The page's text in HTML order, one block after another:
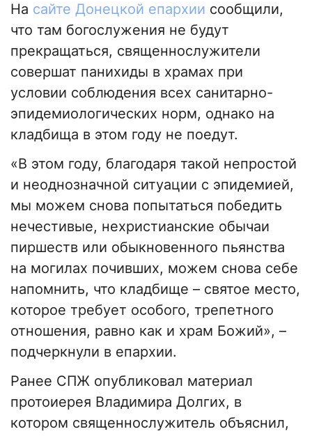
На сайте Донецкой епархии сообщили,
что там богослужения не будут
прекращаться, священнослужители
совершат панихиды в храмах при
условии соблюдения всех санитарно-
эпидемиологических норм, однако на
кладбища в этом году не поедут.
«В этом году, благодаря такой непростой
и неоднозначной ситуации с эпидемией,
мы можем снова попытаться победить
нечестивые, нехристианские обычаи
пиршеств или обыкновенного пьянства
на могилах почивших, можем снова себе
напомнить, что кладбище – святое место,
которое требует особого, трепетного
отношения, равно как и храм Божий», –
подчеркнули в епархии.
Ранее СПЖ опубликовал материал
протоиерея Владимира Долгих, в
котором священнослужитель объяснил,